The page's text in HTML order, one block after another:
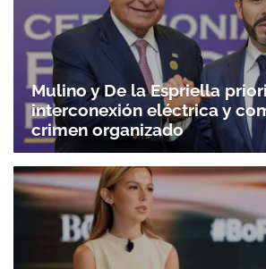
Mulino y De la Espriella
interconexión eléctrica y
crimen organizado